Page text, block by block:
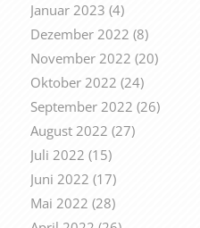
Januar 2023 (4)
Dezember 2022 (8)
November 2022 (20)
Oktober 2022 (24)
September 2022 (26)
August 2022 (27)
Juli 2022 (15)
Juni 2022 (17)
Mai 2022 (28)